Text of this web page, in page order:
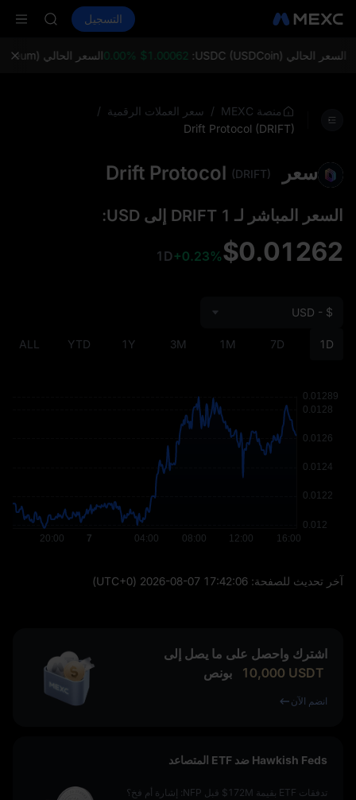
الأسواق العقود الفوريةالتسجيل
SKYAI
SPCX يرتفع رغم انتهاء الحظر السعر الحالي ETH (Ethereum): السعر الحالي USDC (USDCoin): $1.00062 0.00%
منصة MEXC / سعر العملات الرقمية /
Drift Protocol (DRIFT)
سعر Drift Protocol (DRIFT)
السعر المباشر لـ 1 DRIFT إلى USD:
$0.01262
+0.23%
1D
1D
7D
1M
3M
1Y
YTD
ALL
USD - $
آخر تحديث للصفحة: 2026-08-07 17:42:06
(UTC+0)
اشترك واحصل على ما يصل إلى
10,000 USDT بونص
انضم الآن
Hawkish Feds ضد ETF المتصاعد
تدفقات ETF بقيمة 172M$ قبل NFP: إشارة أم فخ؟